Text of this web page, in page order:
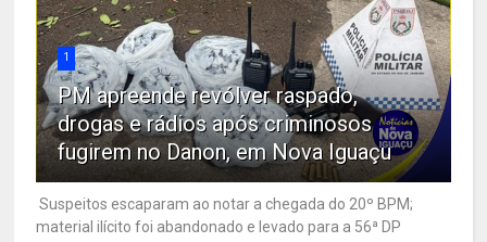
1
PM apreende revólver raspado,
drogas e rádios após criminosos
fugirem no Danon, em Nova Iguaçu
Suspeitos escaparam ao notar a chegada do 20º BPM;
material ilícito foi abandonado e levado para a 56ª DP